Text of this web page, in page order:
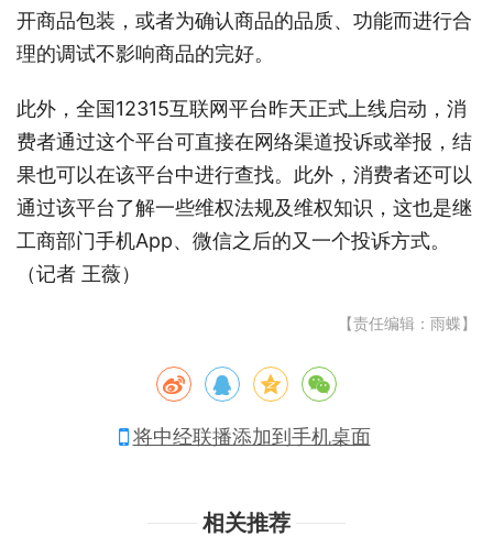
开商品包装，或者为确认商品的品质、功能而进行合
理的调试不影响商品的完好。
此外，全国12315互联网平台昨天正式上线启动，消
费者通过这个平台可直接在网络渠道投诉或举报，结
果也可以在该平台中进行查找。此外，消费者还可以
通过该平台了解一些维权法规及维权知识，这也是继
工商部门手机App、微信之后的又一个投诉方式。
（记者 王薇）
【责任编辑：雨蝶】
将中经联播添加到手机桌面
相关推荐